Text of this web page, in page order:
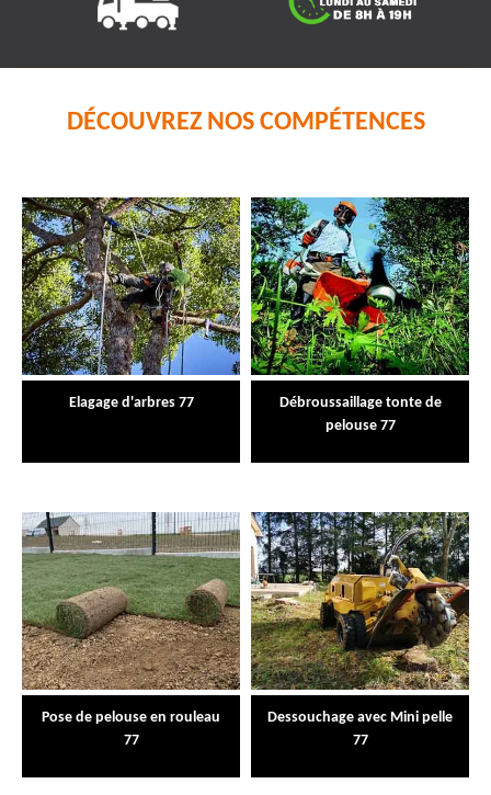
DÉCOUVREZ NOS COMPÉTENCES
Elagage d'arbres 77
Débroussaillage tonte de
pelouse 77
Pose de pelouse en rouleau
77
Dessouchage avec Mini pelle
77